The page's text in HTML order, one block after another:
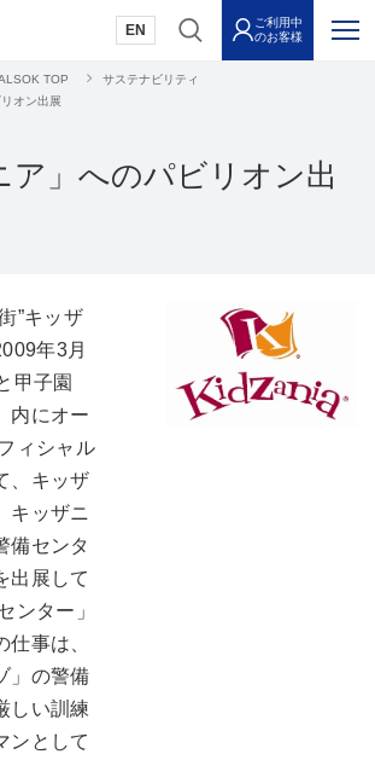
EN
ご利用中
のお客様
TOP
サステナビリティ
オン出展
ア」へのパビリオン出
”キッザ
年3月
甲子園
内にオー
ィシャル
、キッザ
キッザニ
備センタ
出展して
ンター」
事は、
」の警備
しい訓練
ンとして